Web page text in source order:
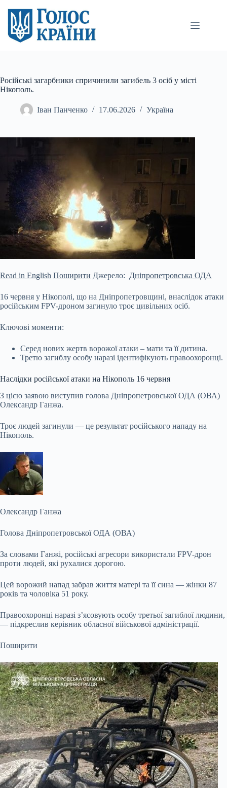
вмісту
Російські загарбники спричинили загибель 3 осіб у місті
Нікополь.
Іван Панченко 17.06.2026 Україна
Read in English Поширити Джерело: Дніпропетровська ОДА
16 червня у Нікополі, що на Дніпропетровщині, внаслідок атаки
російським FPV-дроном загинуло троє цивільних осіб.
Ключові моменти:
Серед нових жертв ворожої атаки – мати та її дитина.
Третю загиблу особу наразі ідентифікують правоохоронці.
Наслідки російської атаки на Нікополь 16 червня
З цією заявою виступив голова Дніпропетровської ОДА (ОВА)
Олександр Ганжа.
Троє людей загинули — це результат російського нападу на
Нікополь.
Олександр Ганжа
Голова Дніпропетровської ОДА (ОВА)
За словами Ганжі, російські агресори використали FPV-дрон
проти людей, які рухалися дорогою.
Цей ворожий напад забрав життя матері та її сина — жінки 87
років та чоловіка 51 року.
Правоохоронці наразі з’ясовують особу третьої загиблої людини,
— підкреслив керівник обласної військової адміністрації.
Поширити